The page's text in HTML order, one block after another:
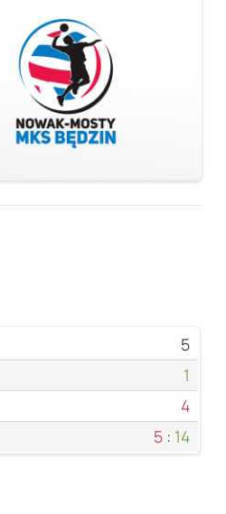
5
1
4
5 : 14